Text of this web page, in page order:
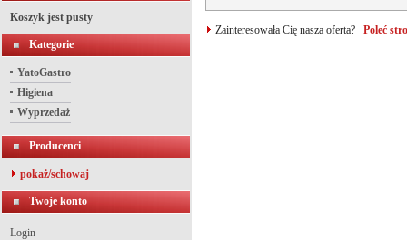
Koszyk jest pusty
Kategorie
YatoGastro
Higiena
Wyprzedaż
Producenci
pokaż/schowaj
Twoje konto
Login
Zainteresowała Cię nasza oferta? Poleć